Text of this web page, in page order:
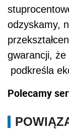
odzyskamy,
gwarancji,
podkreśla
Polecamy